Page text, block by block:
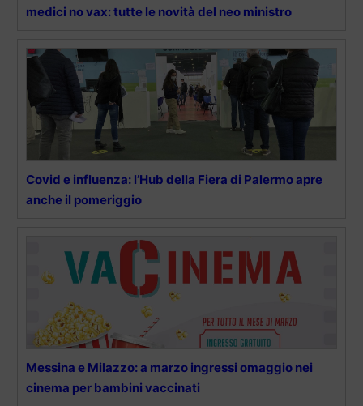
medici no vax: tutte le novità del neo ministro
Covid e influenza: l’Hub della Fiera di Palermo apre
anche il pomeriggio
Messina e Milazzo: a marzo ingressi omaggio nei
cinema per bambini vaccinati